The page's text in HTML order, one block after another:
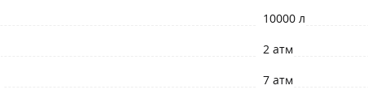
10000 л
2 атм
7 атм